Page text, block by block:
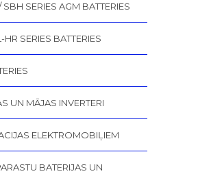
SERIES AGM BATTERIES
SERIES BATTERIES
UN MĀJAS INVERTERI
ELEKTROMOBIĻIEM
BATERIJAS UN